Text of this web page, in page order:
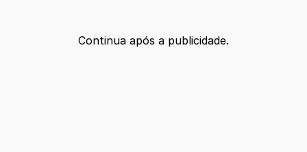
Continua após a publicidade.